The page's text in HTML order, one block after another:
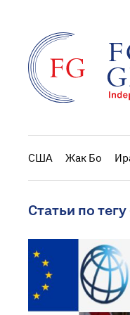
США Жак Бо
Статьи по